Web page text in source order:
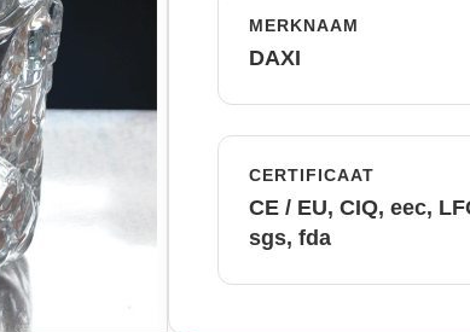
MERKNAAM
DAXI
CERTIFICAAT
CE / EU, CIQ, eec,
sgs, fda